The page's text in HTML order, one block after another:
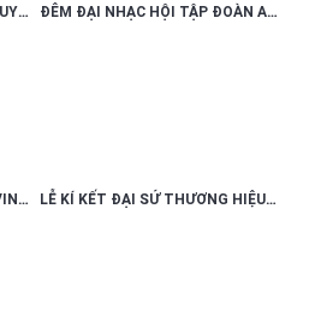
ĐOÀN CAMPUCHIA ĐÃ CÓ CHUYẾN THĂM VÀ LÀM VIỆC TẠI ĐỒNG NAI ĐÊM ĐẠI NHẠC HỘI TẬP ĐOÀN ANH VINH 2019
TẬP ĐOÀN ANH VINH ĐƯỢC VINH DANH ‘TOP 50 NHÃN HIỆU NỔI TIẾNG VIỆT NAM 2019’ LỄ KÍ KẾT ĐẠI SỨ THƯƠNG HIỆU TẬP ĐOÀN ANH VINH